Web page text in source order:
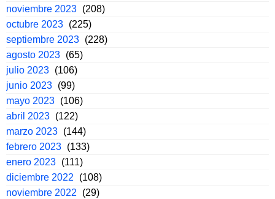
noviembre 2023 (208)
octubre 2023 (225)
septiembre 2023 (228)
agosto 2023 (65)
julio 2023 (106)
junio 2023 (99)
mayo 2023 (106)
abril 2023 (122)
marzo 2023 (144)
febrero 2023 (133)
enero 2023 (111)
diciembre 2022
(108)
noviembre 2022
(29)